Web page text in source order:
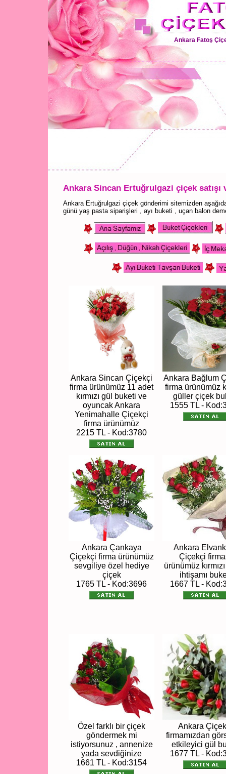
Ankara Fatoş
Ankara Sincan Ertuğrulgazi çiçek
Ankara Ertuğrulgazi çiçek gönderimi sitemizden
günü yaş pasta siparişleri , ayı buketi , uçan balon
Ankara Sincan Çiçekçi
firma ürünümüz 11 adet
kırmızı gül buketi ve
oyuncak Ankara
Yenimahalle Çiçekçi
firma ürünümüz
2215 TL - Kod:3780
Ankara Bağlum
firma ürünümüz
güller çiçek
1555 TL -
Ankara Çankaya
Çiçekçi firma ürünümüz
sevgiliye özel hediye
çiçek
1765 TL - Kod:3696
Ankara
Çiçekçi
ürünümüz
ihtişamı
1667 TL -
Özel farklı bir çiçek
göndermek mi
istiyorsunuz , annenize
yada sevdiğinize
1661 TL - Kod:3154
Ankara
firmamızdan
etkileyici gül
1677 TL -